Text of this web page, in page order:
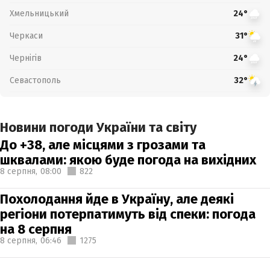
Хмельницький 24°
Черкаси 31°
Чернігів 24°
Севастополь 32°
Новини погоди України та світу
До +38, але місцями з грозами та
шквалами: якою буде погода на вихідних
8 серпня, 08:00 822
Похолодання йде в Україну, але деякі
регіони потерпатимуть від спеки: погода
на 8 серпня
8 серпня, 06:46 1275